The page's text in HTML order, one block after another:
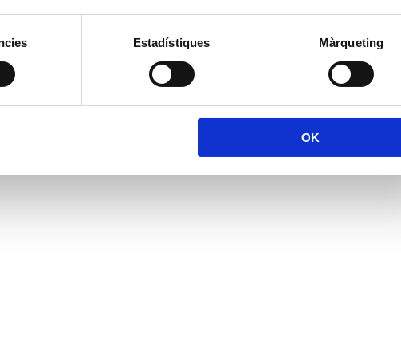
Estadístiques Màrqueting
OK